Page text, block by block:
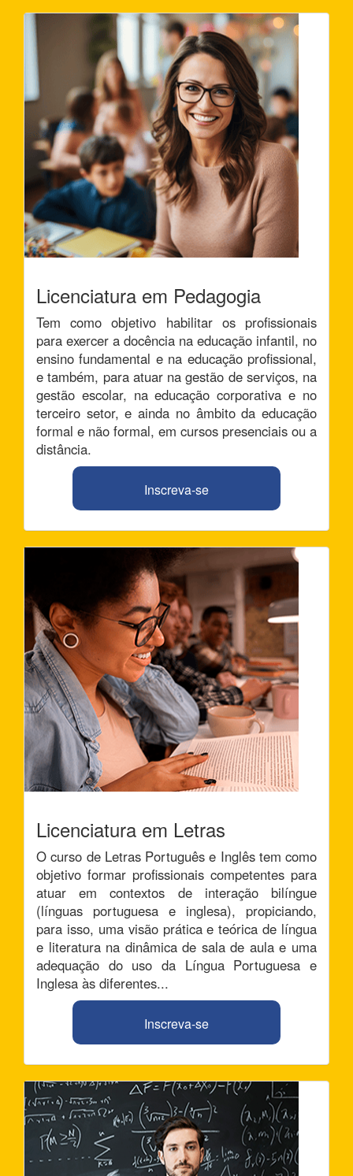
Licenciatura em Pedagogia
Tem como objetivo habilitar os profissionais
para exercer a docência na educação infantil, no
ensino fundamental e na educação profissional,
e também, para atuar na gestão de serviços, na
gestão escolar, na educação corporativa e no
terceiro setor, e ainda no âmbito da educação
formal e não formal, em cursos presenciais ou a
distância.
Inscreva-se
Licenciatura em Letras
O curso de Letras Português e Inglês tem como
objetivo formar profissionais competentes para
atuar em contextos de interação bilíngue
(línguas portuguesa e inglesa), propiciando,
para isso, uma visão prática e teórica de língua
e literatura na dinâmica de sala de aula e uma
adequação do uso da Língua Portuguesa e
Inglesa às diferentes...
Inscreva-se